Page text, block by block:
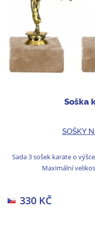
Soška
SOŠKY
Sada 3 sošek karate o
Maximální
330 KČ